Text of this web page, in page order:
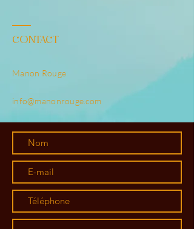
CONTACT
Manon Rouge
info@manonrouge.com